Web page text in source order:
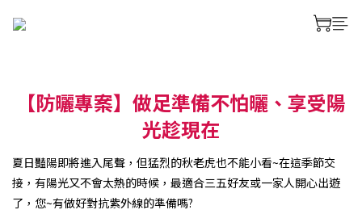
【防曬專案】做足準備不怕曬、享受陽
光趁現在
夏日豔陽即將進入尾聲，但猛烈的秋老虎也不能小看~在這季節交
接，有陽光又不會太熱的時候，最適合三五好友或一家人開心出遊
了，您~有做好對抗紫外線的準備嗎?